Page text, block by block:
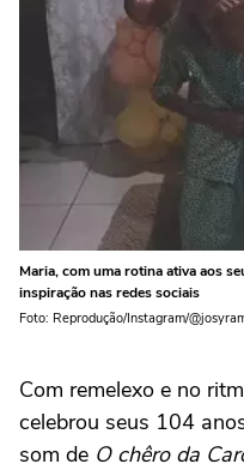
Maria, com uma rotina ativa aos
inspiração nas redes sociais
Foto: Reprodução/Instagram/
Com remelexo e no
celebrou seus 104
som de O chêro da